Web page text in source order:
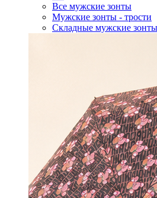
Все мужские зонты
Мужские зонты - трости
Складные мужские зонты